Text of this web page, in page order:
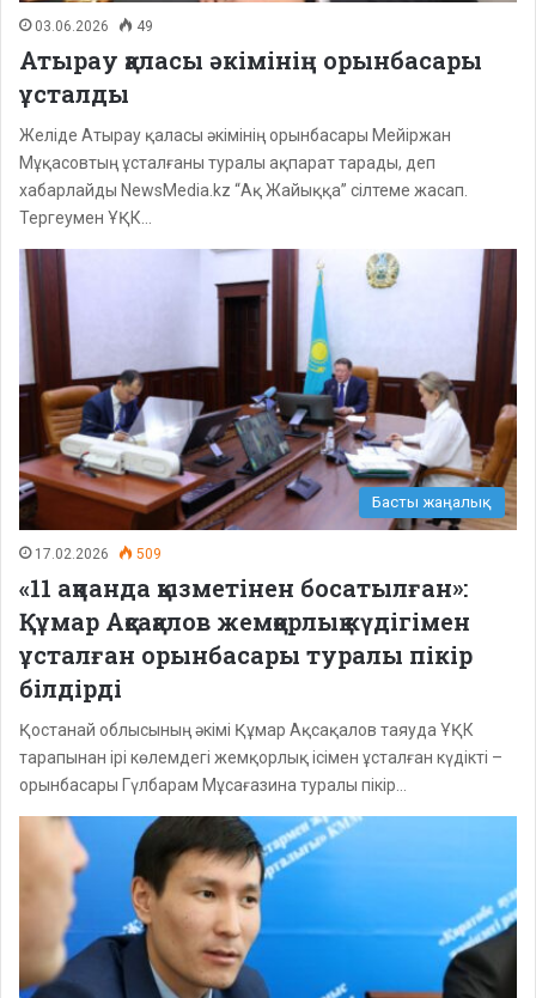
03.06.2026 49
Атырау қаласы әкімінің орынбасары
ұсталды
Желіде Атырау қаласы әкімінің орынбасары Мейіржан
Мұқасовтың ұсталғаны туралы ақпарат тарады, деп
хабарлайды NewsMedia.kz “Ақ Жайыққа” сілтеме жасап.
Тергеумен ҰҚК…
Басты жаңалық
17.02.2026 509
«11 ақпанда қызметінен босатылған»:
Құмар Ақсақалов жемқорлық күдігімен
ұсталған орынбасары туралы пікір
білдірді
Қостанай облысының әкімі Құмар Ақсақалов таяуда ҰҚК
тарапынан ірі көлемдегі жемқорлық ісімен ұсталған күдікті –
орынбасары Гүлбарам Мұсағазина туралы пікір…